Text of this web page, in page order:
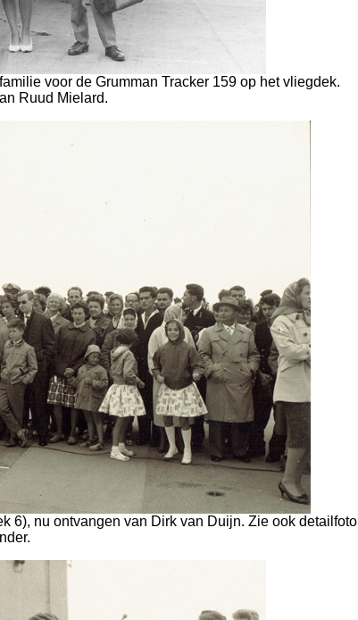
voor de Grumman Tracker 159 op het vliegdek.
Ruud Mielard.
6), nu ontvangen van Dirk van Duijn. Zie ook detailfoto